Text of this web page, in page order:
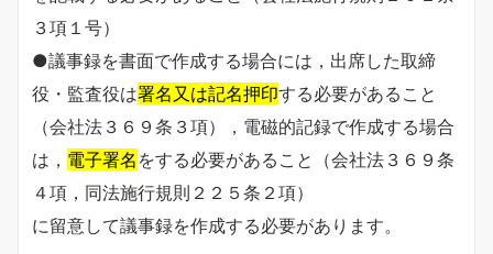
３項１号）
●議事録を書面で作成する場合には，出席した取締
役・監査役は署名又は記名押印する必要があること
（会社法３６９条３項），電磁的記録で作成する場合
は， 電子署名 をする必要があること（会社法３６９条
４項，同法施行規則２２５条２項）
に留意して議事録を作成する必要があります。